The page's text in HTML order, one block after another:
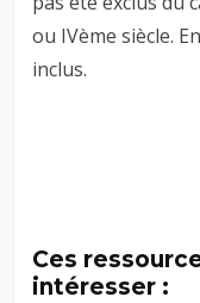
ou IVème siècle.
inclus.
Ces
intéresser :